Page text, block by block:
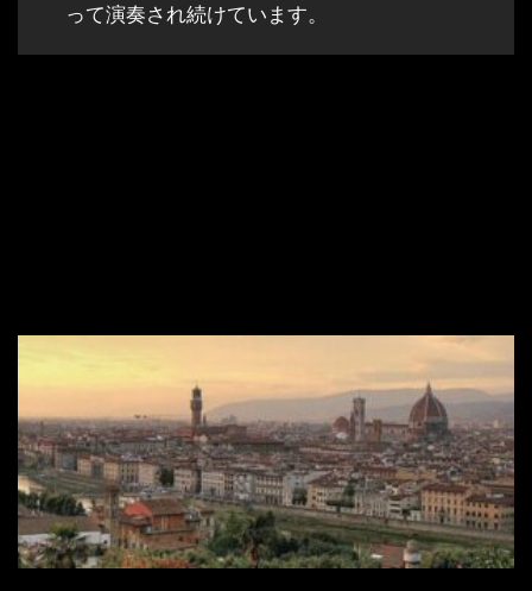
って演奏され続けています。